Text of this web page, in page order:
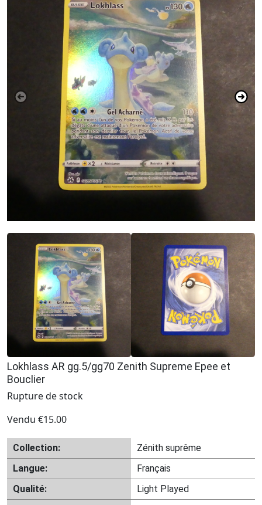
Lokhlass AR gg.5/gg70 Zenith Supreme Epee et
Bouclier
Rupture de stock
Vendu €15.00
Collection:
Zénith suprême
Langue:
Français
Qualité:
Light Played